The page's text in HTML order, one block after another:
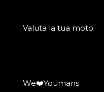
Valuta la tua moto
We❤️Youmans